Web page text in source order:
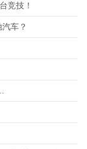
竞技！
车？